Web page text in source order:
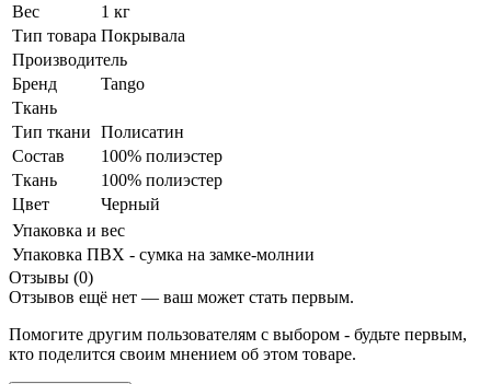
Вес
1 кг
Тип товара Покрывала
Производитель
Бренд
Tango
Ткань
Тип ткани Полисатин
Состав
100% полиэстер
Ткань
100% полиэстер
Цвет
Черный
Упаковка и вес
Упаковка ПВХ - сумка на замке-молнии
Отзывы (0)
Отзывов ещё нет — ваш может стать первым.
Помогите другим пользователям с выбором - будьте первым,
кто поделится своим мнением об этом товаре.